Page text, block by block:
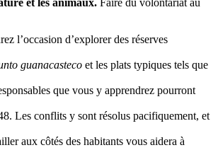
et les animaux. Faire du volontariat au
l’occasion d’explorer des réserves
guanacasteco et les plats typiques tels que
que vous y apprendrez pourront
Les conflits y sont résolus pacifiquement, et
aux côtés des habitants vous aidera à